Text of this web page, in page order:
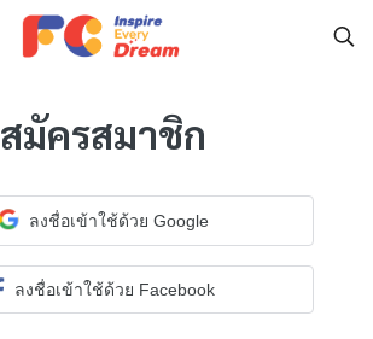
สมัครสมาชิก
ลงชื่อเข้าใช้ด้วย Google
ลงชื่อเข้าใช้ด้วย Facebook